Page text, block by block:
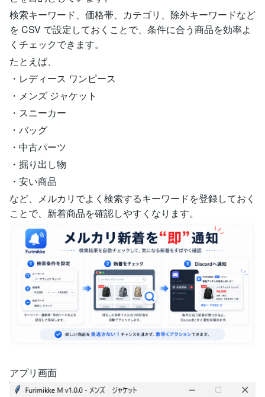
検索キーワード、価格帯、カテゴリ、除外キーワードなど
を CSV で設定しておくことで、条件に合う商品を効率よ
くチェックできます。
たとえば、
・レディース ワンピース
・メンズ ジャケット
・スニーカー
・バッグ
・中古パーツ
・掘り出し物
・安い商品
など、メルカリでよく検索するキーワードを登録しておく
ことで、新着商品を確認しやすくなります。
アプリ画面